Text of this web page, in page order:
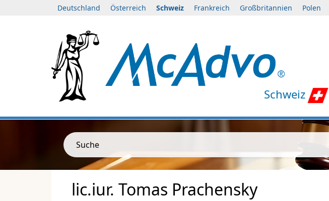
Deutschland Österreich Schweiz Frankreich Großbritannien Polen
Schweiz
Suche
lic.iur. Tomas Prachensky